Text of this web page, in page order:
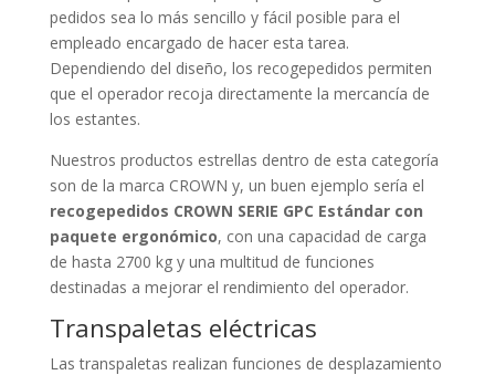
pedidos sea lo más sencillo y fácil posible para el
empleado encargado de hacer esta tarea.
Dependiendo del diseño, los recogepedidos permiten
que el operador recoja directamente la mercancía de
los estantes.
Nuestros productos estrellas dentro de esta categoría
son de la marca CROWN y, un buen ejemplo sería el
recogepedidos CROWN SERIE GPC Estándar con
paquete ergonómico, con una capacidad de carga
de hasta 2700 kg y una multitud de funciones
destinadas a mejorar el rendimiento del operador.
Transpaletas eléctricas
Las transpaletas realizan funciones de desplazamiento